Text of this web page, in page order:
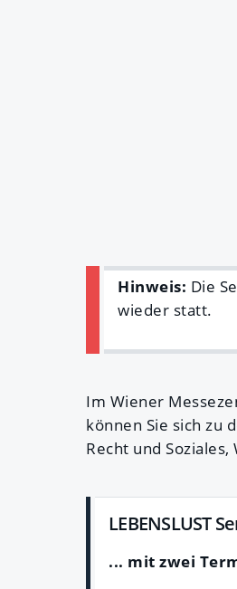
Hinweis: Die
wieder statt.
Im Wiener
können Sie sich zu
Recht und
LEBENSLUST
... mit zwei